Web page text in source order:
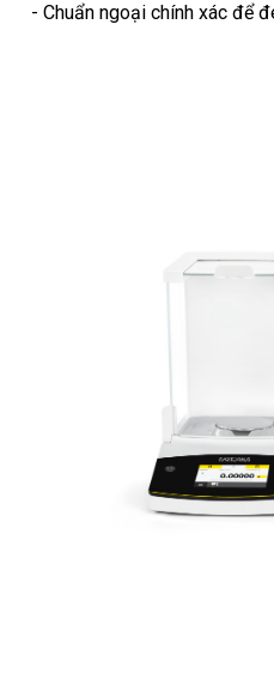
- Chuẩn ngoại chính xác để